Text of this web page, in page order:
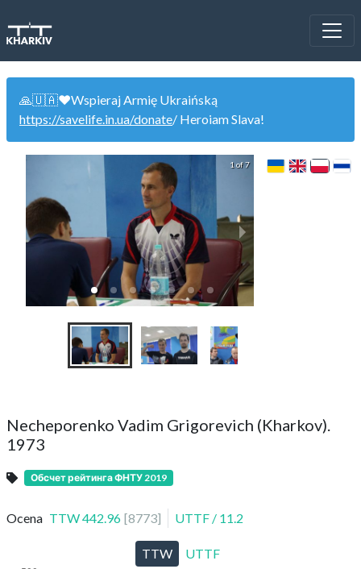
🙏🇺🇦❤️Wspieraj Armię Ukraińską
https://savelife.in.ua/donate/ Heroiam Slava!
1 of 7
Necheporenko Vadim Grigorevich (Kharkov).
1973
Обсчет рейтинга ФНТУ 2019
Ocena TTW442.96 [8773] UTTF / 11.2
TTW UTTF